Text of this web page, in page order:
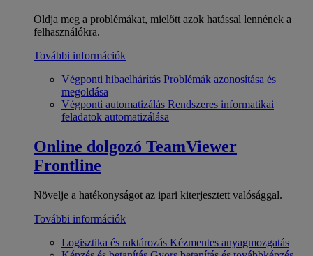
Oldja meg a problémákat, mielőtt azok hatással lennének a
felhasználókra.
További információk
Végponti hibaelhárítás Problémák azonosítása és
megoldása
Végponti automatizálás Rendszeres informatikai
feladatok automatizálása
Online dolgozó TeamViewer
Frontline
Növelje a hatékonyságot az ipari kiterjesztett valósággal.
További információk
Logisztika és raktározás Kézmentes anyagmozgatás